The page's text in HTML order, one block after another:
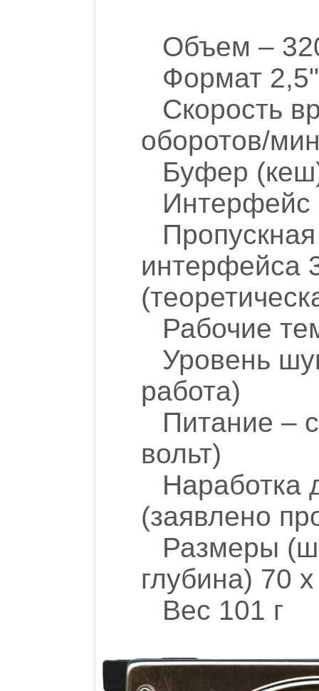
Объем –
Формат 2,5"
Скорость
оборотов/
Буфер
Интерфейс
интерфейса
Рабочие
Уровень
работа)
Питание –
вольт)
Наработка
(заявлено
Размеры
глубина) 70
Вес 101 г